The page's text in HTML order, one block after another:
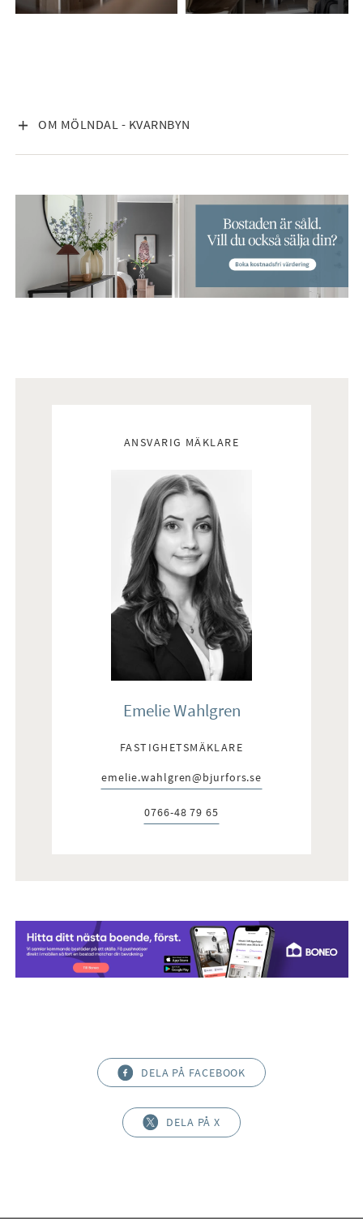
OM MÖLNDAL - KVARNBYN
VISA INNEHÅLL
ANSVARIG MÄKLARE
Emelie Wahlgren
FASTIGHETSMÄKLARE
E-post:
emelie.wahlgren@bjurfors.se
Telefon:
0766-48 79 65
DELA PÅ FACEBOOK
DELA PÅ X